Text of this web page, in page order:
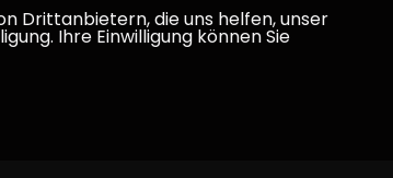
Drittanbietern, die uns helfen, unser
Ihre Einwilligung können Sie